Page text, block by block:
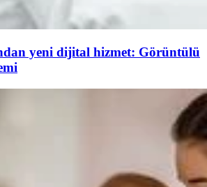
yeni dijital hizmet: Görüntülü